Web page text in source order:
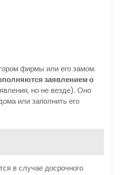
фирмы или его замом.
заявлением о
но не везде). Оно
или заполнить его
в случае досрочного